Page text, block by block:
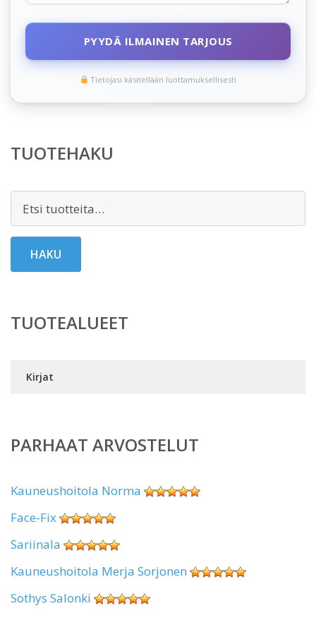
PYYDÄ ILMAINEN TARJOUS
Tietojasi käsitellään luottamuksellisesti
TUOTEHAKU
HAKU
TUOTEALUEET
Kirjat
PARHAAT ARVOSTELUT
Kauneushoitola Norma
Face-Fix
Sariinala
Kauneushoitola Merja Sorjonen
Sothys Salonki